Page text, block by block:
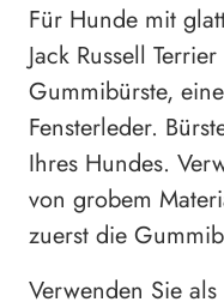
Für Hunde mit
Jack Russell
Gummibürste,
Fensterleder.
Ihres Hundes.
von grobem
zuerst die
Verwenden Sie